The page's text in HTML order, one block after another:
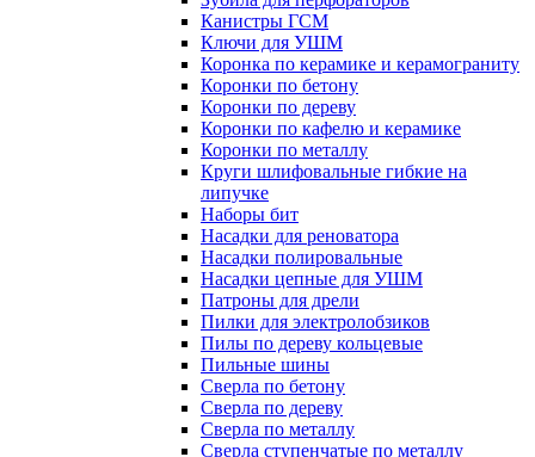
Канистры ГСМ
Ключи для УШМ
Коронка по керамике и керамограниту
Коронки по бетону
Коронки по дереву
Коронки по кафелю и керамике
Коронки по металлу
Круги шлифовальные гибкие на
липучке
Наборы бит
Насадки для реноватора
Насадки полировальные
Насадки цепные для УШМ
Патроны для дрели
Пилки для электролобзиков
Пилы по дереву кольцевые
Пильные шины
Сверла по бетону
Сверла по дереву
Сверла по металлу
Сверла ступенчатые по металлу